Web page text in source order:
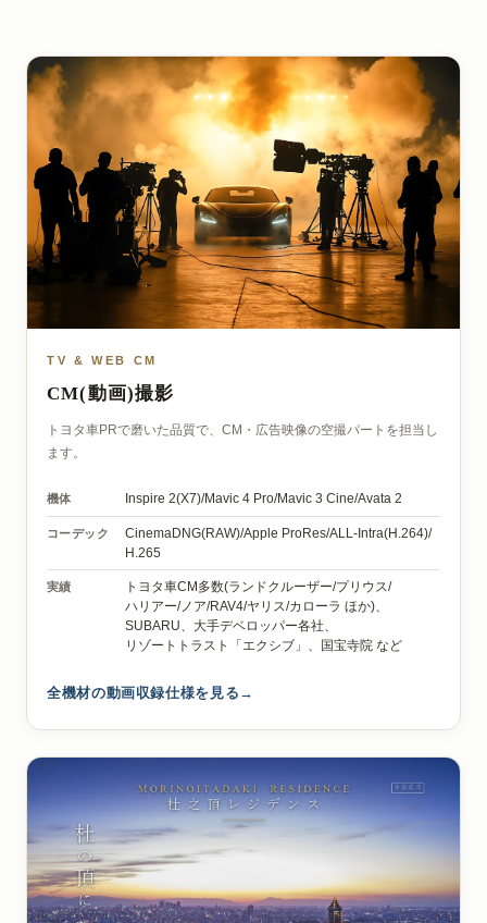
TV & WEB CM
CM(動画)撮影
トヨタ車PRで磨いた品質で、CM・広告映像の空撮パートを担当し
ます。
機体 Inspire 2(X7)/Mavic 4 Pro/Mavic 3 Cine/Avata 2
コーデック CinemaDNG(RAW)/Apple ProRes/ALL-Intra(H.264)/
H.265
実績 トヨタ車CM多数(ランドクルーザー/プリウス/
ハリアー/ノア/RAV4/ヤリス/カローラ ほか)、
SUBARU、 大手デベロッパー各社、
リゾートトラスト「エクシブ」、
国宝寺院 など
全機材の動画収録仕様を見る